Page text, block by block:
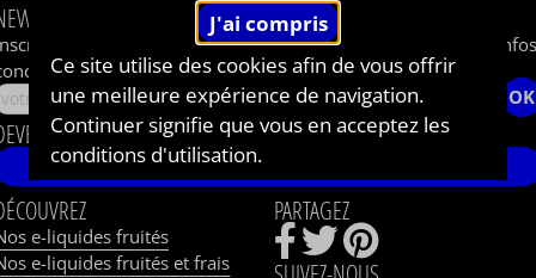
vous à notre newsletter pour recevoir les dernières
le BAR A DIY®.
OK
AMBASSADEUR DE BAR A DIY®
JE ME LANCE !
e-liquides fruités
e-liquides fruités et frais
PARTAGEZ
Ce site utilise des cookies afin de vous offrir
une meilleure expérience de navigation.
Continuer signifie que vous en acceptez les
conditions d'utilisation.